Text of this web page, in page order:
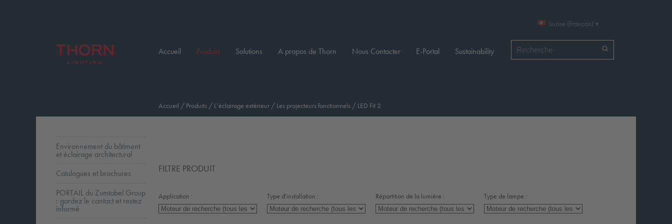
Suisse (Français)
Accueil Produits Solutions A propos de Thorn Nous Contacter E-Portal Sustainability
Accueil / Produits / L’éclairage extérieur / Les projecteurs fonctionnels / LED Fit 2
FILTRE PRODUIT
Application : Type d'installation : Répartition de la lumière : Type de lampe :
Environnement du bâtiment
et éclairage architectural
Catalogues et brochures
PORTAIL du Zumtobel Group
: gardez le contact et restez
informé